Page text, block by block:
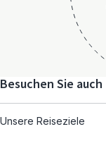
Besuchen Sie auch
Unsere Reiseziele